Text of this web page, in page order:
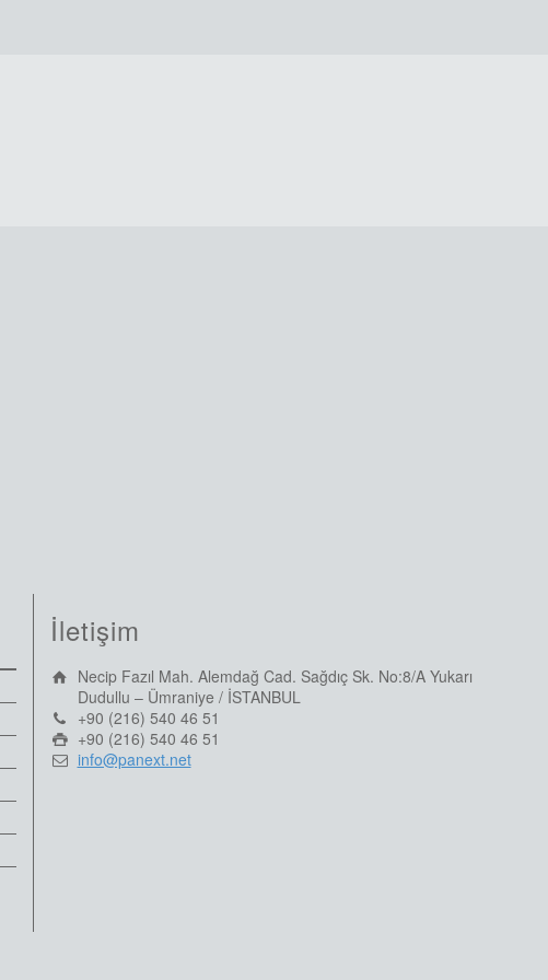
İletişim
Necip Fazıl Mah. Alemdağ Cad. Sağdıç Sk. No:8/A Yukarı
Dudullu – Ümraniye / İSTANBUL
+90 (216) 540 46 51
+90 (216) 540 46 51
info@panext.net